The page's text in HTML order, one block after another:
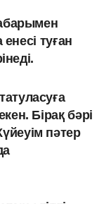
туған
Бірақ бәрі
пәтер